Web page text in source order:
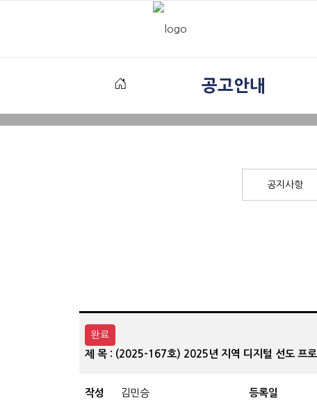
공고안내
공지사항
완료
제 목 : (2025-167호) 2025년 지역 디지털 선도 프
작성
김민승 등록일